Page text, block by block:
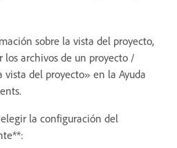
sobre la vista del proyecto,
los archivos de un proyecto /
vista del proyecto» en la Ayuda
la configuración del